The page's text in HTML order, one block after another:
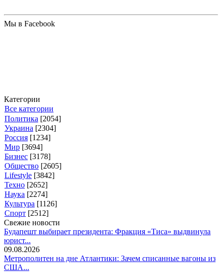
Мы в Facebook
Категории
Все категории
Политика [2054]
Украина [2304]
Россия [1234]
Мир [3694]
Бизнес [3178]
Общество [2605]
Lifestyle [3842]
Техно [2652]
Наука [2274]
Культура [1126]
Спорт [2512]
Свежие новости
Будапешт выбирает президента: Фракция «Тиса» выдвинула
юрист...
09.08.2026
Метрополитен на дне Атлантики: Зачем списанные вагоны из
США...